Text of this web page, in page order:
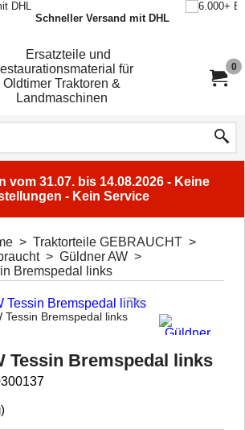
Schneller Versand mit DHL
0
vom 31.07. bis 14.08.2026 - Keine
- Kein Service
> Traktorteile GEBRAUCHT >
> Güldner AW >
Bremspedal links
Tessin Bremspedal links
Tessin Bremspedal links